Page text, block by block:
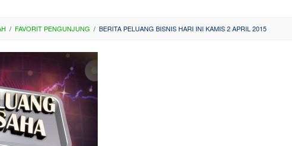
/ FAVORIT PENGUNJUNG / BERITA PELUANG BISNIS HARI INI KAMIS 2 APRIL 2015